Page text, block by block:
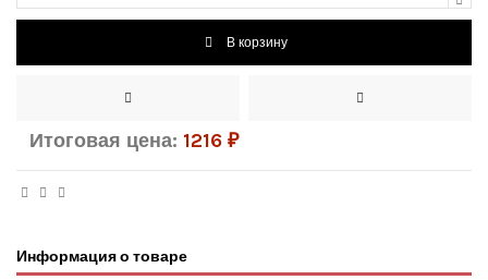
В корзину
Итоговая цена: 1216 ₽
Информация о товаре